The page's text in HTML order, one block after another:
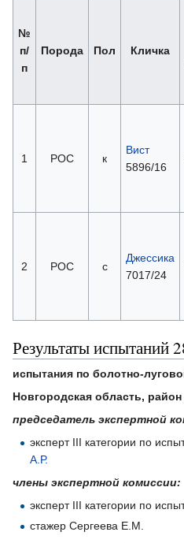
№
п/
п
Порода Пол Кличка
1 РОС к
Вист
5896/16
2 РОС с
Джессика
7017/24
Результаты испытаний
испытания по болотно-
Новгородская область,
председатель экспертной
эксперт III категории по
А.Р.
члены экспертной комиссии:
эксперт III категории по
стажер Сергеева Е.М.